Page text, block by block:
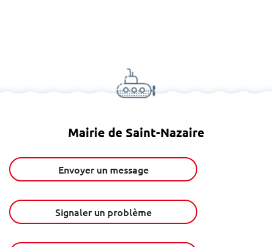
Mairie de Saint-Nazaire
Envoyer un message
Signaler un problème